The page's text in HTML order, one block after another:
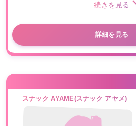
続きを見る
詳細を見る
スナック AYAME(スナック アヤメ)